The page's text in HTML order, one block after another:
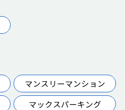
マンスリーマンション
マックスパーキング